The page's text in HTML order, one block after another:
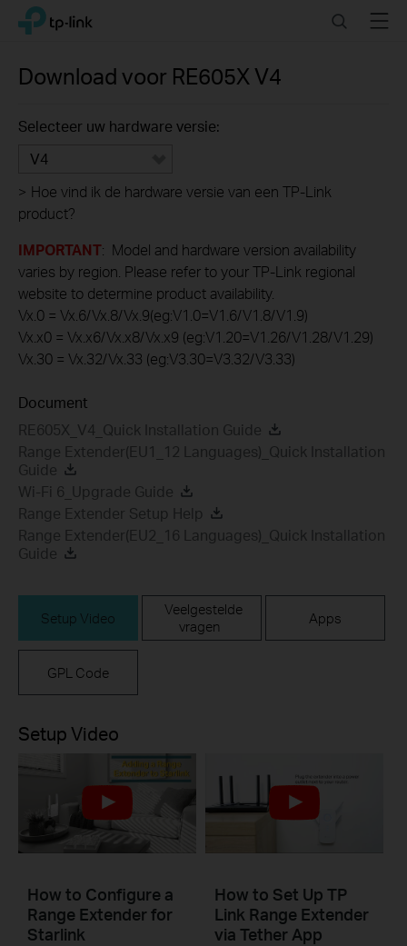
Click
navigation
TP-Link, Reliably Smart SearchMenu
Download voor RE605X V4
Selecteer uw hardware versie:
V4
> Hoe vind ik de hardware versie van een TP-Link
product?
IMPORTANT: Model and hardware version availability
varies by region. Please refer to your TP-Link regional
website to determine product availability.
Vx.0 = Vx.6/Vx.8/Vx.9(eg:V1.0=V1.6/V1.8/V1.9)
Vx.x0 = Vx.x6/Vx.x8/Vx.x9 (eg:V1.20=V1.26/V1.28/V1.29)
Vx.30 = Vx.32/Vx.33 (eg:V3.30=V3.32/V3.33)
Document
RE605X_V4_Quick Installation Guide
Range Extender(EU1_12 Languages)_Quick Installation
Guide
Wi-Fi 6_Upgrade Guide
Range Extender Setup Help
Range Extender(EU2_16 Languages)_Quick Installation
Guide
Setup Video
Veelgestelde
vragen
Apps
GPL Code
Setup Video
How to Configure a
Range Extender for
Starlink
How to Set Up TP
Link Range Extender
via Tether App